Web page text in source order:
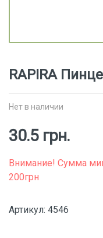
RAPIRA
Нет в наличии
30.5 грн.
Внимание! Сумма
200грн
Артикул: 4546